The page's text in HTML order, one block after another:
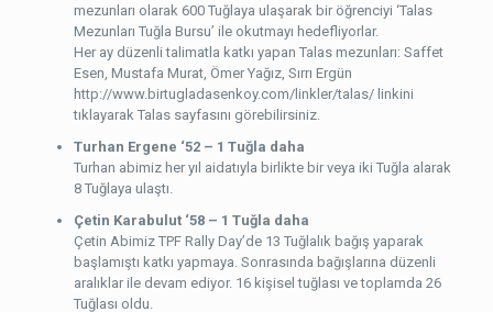
mezunları olarak 600 Tuğlaya ulaşarak bir öğrenciyi ‘Talas
Mezunları Tuğla Bursu’ ile okutmayı hedefliyorlar.
Her ay düzenli talimatla katkı yapan Talas mezunları: Saffet
Esen, Mustafa Murat, Ömer Yağız, Sırrı Ergün
http://www.birtugladasenkoy.com/linkler/talas/ linkini
tıklayarak Talas sayfasını görebilirsiniz.
Turhan Ergene ‘52 – 1 Tuğla daha
Turhan abimiz her yıl aidatıyla birlikte bir veya iki Tuğla alarak
8 Tuğlaya ulaştı.
Çetin Karabulut ‘58 – 1 Tuğla daha
Çetin Abimiz TPF Rally Day’de 13 Tuğlalık bağış yaparak
başlamıştı katkı yapmaya. Sonrasında bağışlarına düzenli
aralıklar ile devam ediyor. 16 kişisel tuğlası ve toplamda 26
Tuğlası oldu.